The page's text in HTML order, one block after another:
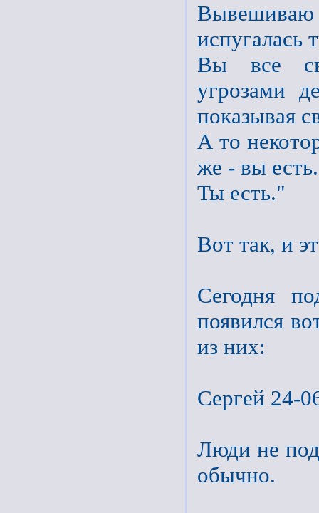
испугалась
Вы все
угрозами
показывая
А то
же - вы есть.
Ты есть."
Вот так, и
Сегодня
появился
из них:
Cергей 24-
Люди не
обычно.